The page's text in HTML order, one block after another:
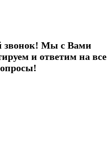
звонок! Мы с Вами
и ответим на все